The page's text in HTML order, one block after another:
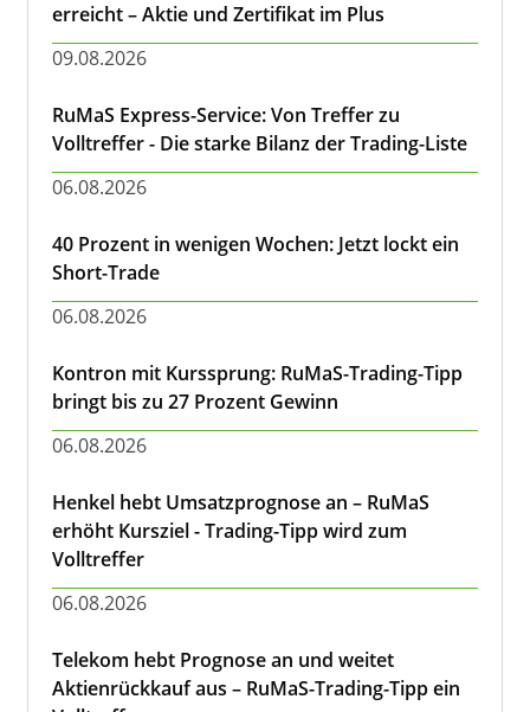
erreicht – Aktie und Zertifikat im Plus
09.08.2026
RuMaS Express-Service: Von Treffer zu
Volltreffer - Die starke Bilanz der Trading-Liste
06.08.2026
40 Prozent in wenigen Wochen: Jetzt lockt ein
Short-Trade
06.08.2026
Kontron mit Kurssprung: RuMaS-Trading-Tipp
bringt bis zu 27 Prozent Gewinn
06.08.2026
Henkel hebt Umsatzprognose an – RuMaS
erhöht Kursziel - Trading-Tipp wird zum
Volltreffer
06.08.2026
Telekom hebt Prognose an und weitet
Aktienrückkauf aus – RuMaS-Trading-Tipp ein